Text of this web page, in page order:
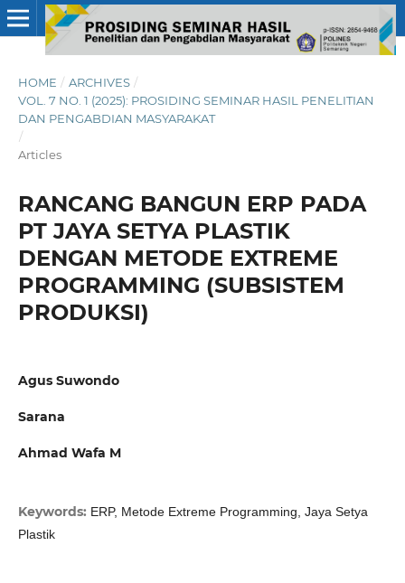
HOME / ARCHIVES /
VOL. 7 NO. 1 (2025): PROSIDING SEMINAR HASIL PENELITIAN
DAN PENGABDIAN MASYARAKAT
/
Articles
RANCANG BANGUN ERP PADA
PT JAYA SETYA PLASTIK
DENGAN METODE EXTREME
PROGRAMMING (SUBSISTEM
PRODUKSI)
Agus Suwondo
Sarana
Ahmad Wafa M
Keywords: ERP, Metode Extreme Programming, Jaya Setya
Plastik